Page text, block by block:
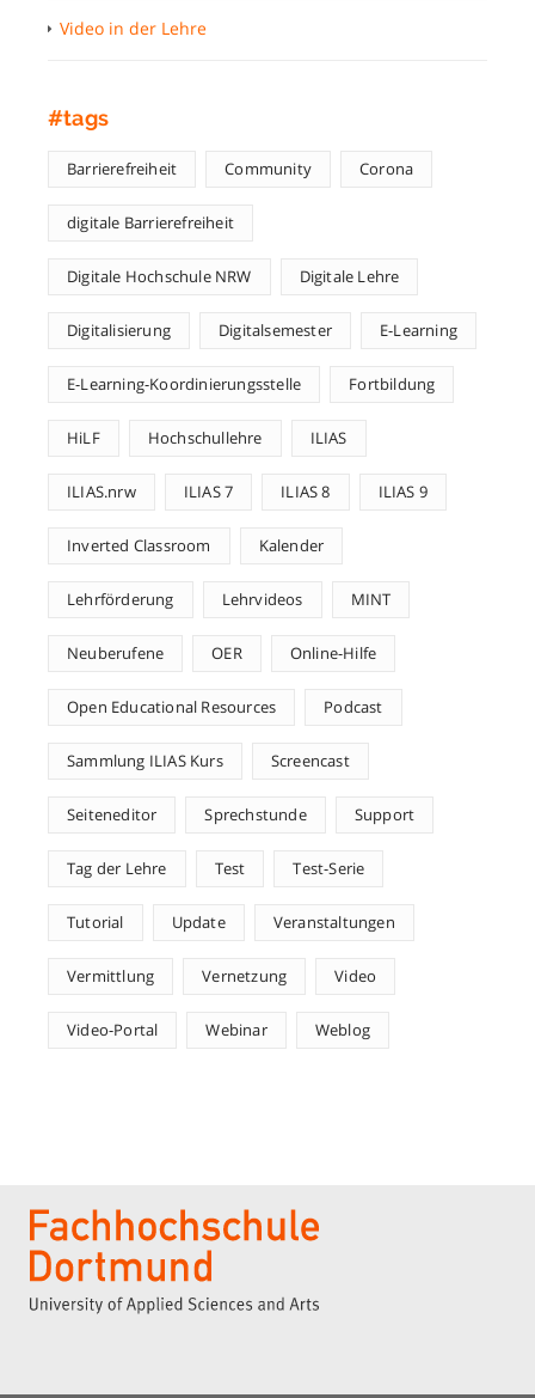
Video in der Lehre
#tags
Barrierefreiheit Community Corona
digitale Barrierefreiheit
Digitale Hochschule NRW Digitale Lehre
Digitalisierung Digitalsemester E-Learning
E-Learning-Koordinierungsstelle Fortbildung
HiLF Hochschullehre ILIAS
ILIAS.nrw ILIAS 7 ILIAS 8 ILIAS 9
Inverted Classroom Kalender
Lehrförderung Lehrvideos MINT
Neuberufene OER Online-Hilfe
Open Educational Resources Podcast
Sammlung ILIAS Kurs Screencast
Seiteneditor Sprechstunde Support
Tag der Lehre Test Test-Serie
Tutorial Update Veranstaltungen
Vermittlung Vernetzung Video
Video-Portal Webinar Weblog